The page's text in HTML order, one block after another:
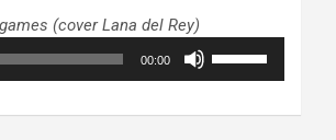
volume.
pour
augmenter
ou
(cover Lana del Rey)
00:00
haut/bas